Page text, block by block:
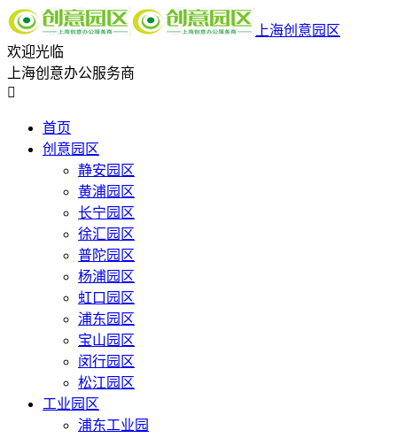
上海创意园区
欢迎光临
上海创意办公服务商

首页
创意园区
静安园区
黄浦园区
长宁园区
徐汇园区
普陀园区
杨浦园区
虹口园区
浦东园区
宝山园区
闵行园区
松江园区
工业园区
浦东工业园